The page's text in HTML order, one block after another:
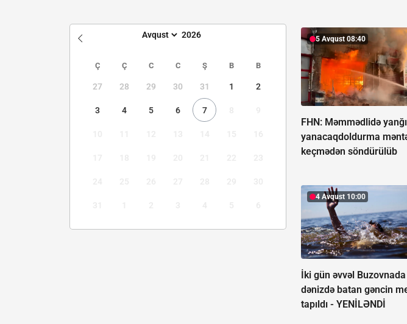
Ç Ç C C Ş B B
27 28 29 30 31 1 2
3 4 5 6 7
5 Avqust 08:40
FHN: Məmmədlidə
yanacaqdoldurma
keçmədən söndürülüb
4 Avqust 10:00
İki gün əvvəl Buzovnada
dənizdə batan gəncin
tapıldı - YENİLƏNDİ